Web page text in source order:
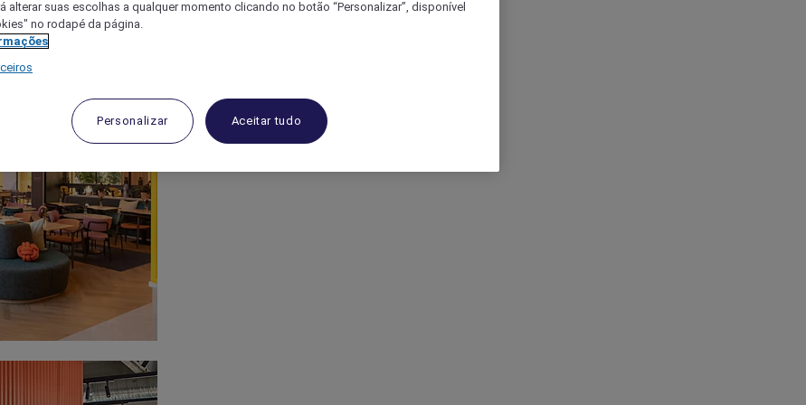
alterar suas escolhas a qualquer momento clicando no botão “Personalizar”, disponível
no rodapé da página.
Personalizar Aceitar tudo